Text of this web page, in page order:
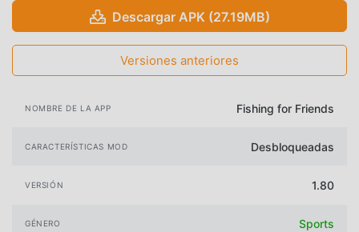
Descargar APK (27.19MB)
Versiones anteriores
NOMBRE DE LA APP Fishing for Friends
CARACTERÍSTICAS MOD Desbloqueadas
VERSIÓN 1.80
GÉNERO Sports